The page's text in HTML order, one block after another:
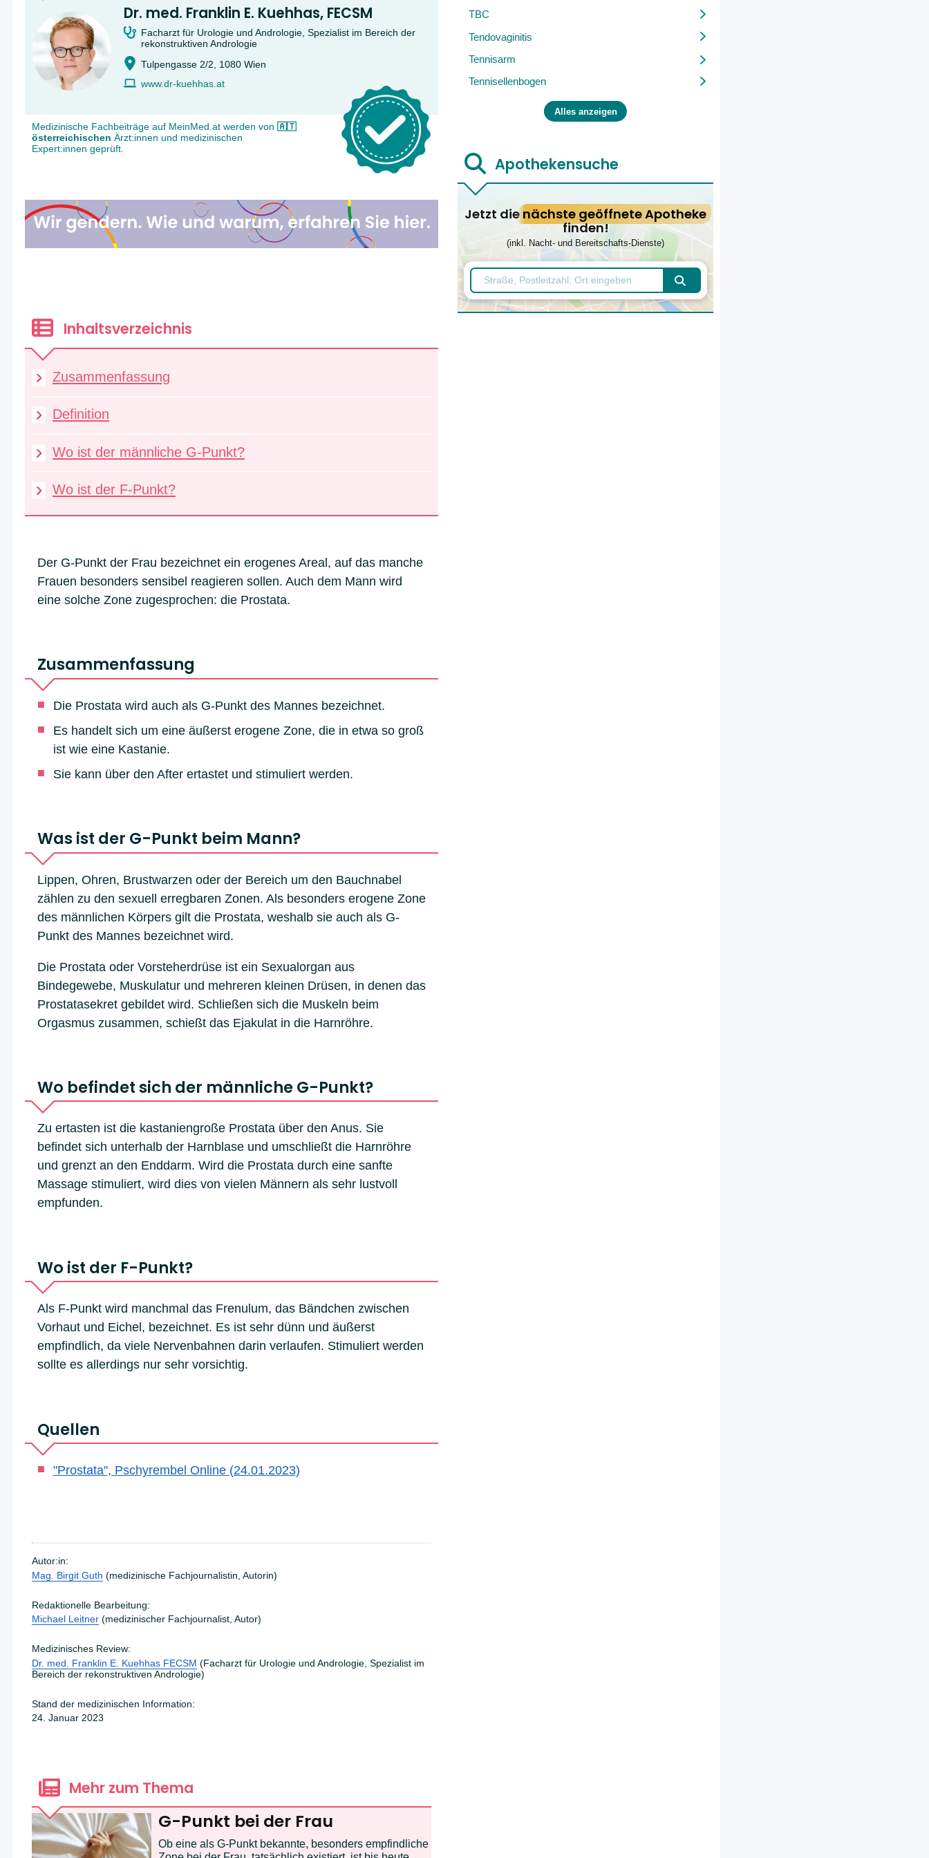
Dr. med. Franklin E. Kuehhas, FECSM
Facharzt für Urologie und Andrologie, Spezialist im Bereich der
rekonstruktiven Andrologie
Tulpengasse 2/2, 1080 Wien
www.dr-kuehhas.at
Medizinische Fachbeiträge auf MeinMed.at werden von 🇦🇹
österreichischen Ärzt:innen und medizinischen
Expert:innen geprüft.
Inhaltsverzeichnis
Zusammenfassung
Definition
Wo ist der männliche G-Punkt?
Wo ist der F-Punkt?
Der G-Punkt der Frau bezeichnet ein erogenes Areal, auf das manche
Frauen besonders sensibel reagieren sollen. Auch dem Mann wird
eine solche Zone zugesprochen: die Prostata.
Zusammenfassung
Die Prostata wird auch als G-Punkt des Mannes bezeichnet.
Es handelt sich um eine äußerst erogene Zone, die in etwa so groß
ist wie eine Kastanie.
Sie kann über den After ertastet und stimuliert werden.
Was ist der G-Punkt beim Mann?
Lippen, Ohren, Brustwarzen oder der Bereich um den Bauchnabel
zählen zu den sexuell erregbaren Zonen. Als besonders erogene Zone
des männlichen Körpers gilt die Prostata, weshalb sie auch als G-
Punkt des Mannes bezeichnet wird.
Die Prostata oder Vorsteherdrüse ist ein Sexualorgan aus
Bindegewebe, Muskulatur und mehreren kleinen Drüsen, in denen das
Prostatasekret gebildet wird. Schließen sich die Muskeln beim
Orgasmus zusammen, schießt das Ejakulat in die Harnröhre.
Wo befindet sich der männliche G-Punkt?
Zu ertasten ist die kastaniengroße Prostata über den Anus. Sie
befindet sich unterhalb der Harnblase und umschließt die Harnröhre
und grenzt an den Enddarm. Wird die Prostata durch eine sanfte
Massage stimuliert, wird dies von vielen Männern als sehr lustvoll
empfunden.
Wo ist der F-Punkt?
Als F-Punkt wird manchmal das Frenulum, das Bändchen zwischen
Vorhaut und Eichel, bezeichnet. Es ist sehr dünn und äußerst
empfindlich, da viele Nervenbahnen darin verlaufen. Stimuliert werden
sollte es allerdings nur sehr vorsichtig.
Quellen
"Prostata", Pschyrembel Online (24.01.2023)
Autor:in:
Mag. Birgit Guth (medizinische Fachjournalistin, Autorin)
Redaktionelle Bearbeitung:
Michael Leitner (medizinischer Fachjournalist, Autor)
Medizinisches Review:
Dr. med. Franklin E. Kuehhas FECSM (Facharzt für Urologie und Andrologie, Spezialist im
Bereich der rekonstruktiven Andrologie)
Stand der medizinischen Information:
24. Januar 2023
Mehr zum Thema
G-Punkt bei der Frau
Ob eine als G-Punkt bekannte, besonders empfindliche
TBC
Tendovaginitis
Tennisarm
Tennisellenbogen
Alles anzeigen
Apothekensuche
Jetzt die nächste geöffnete Apotheke
finden!
(inkl. Nacht- und Bereitschafts-Dienste)
Apotheken finden